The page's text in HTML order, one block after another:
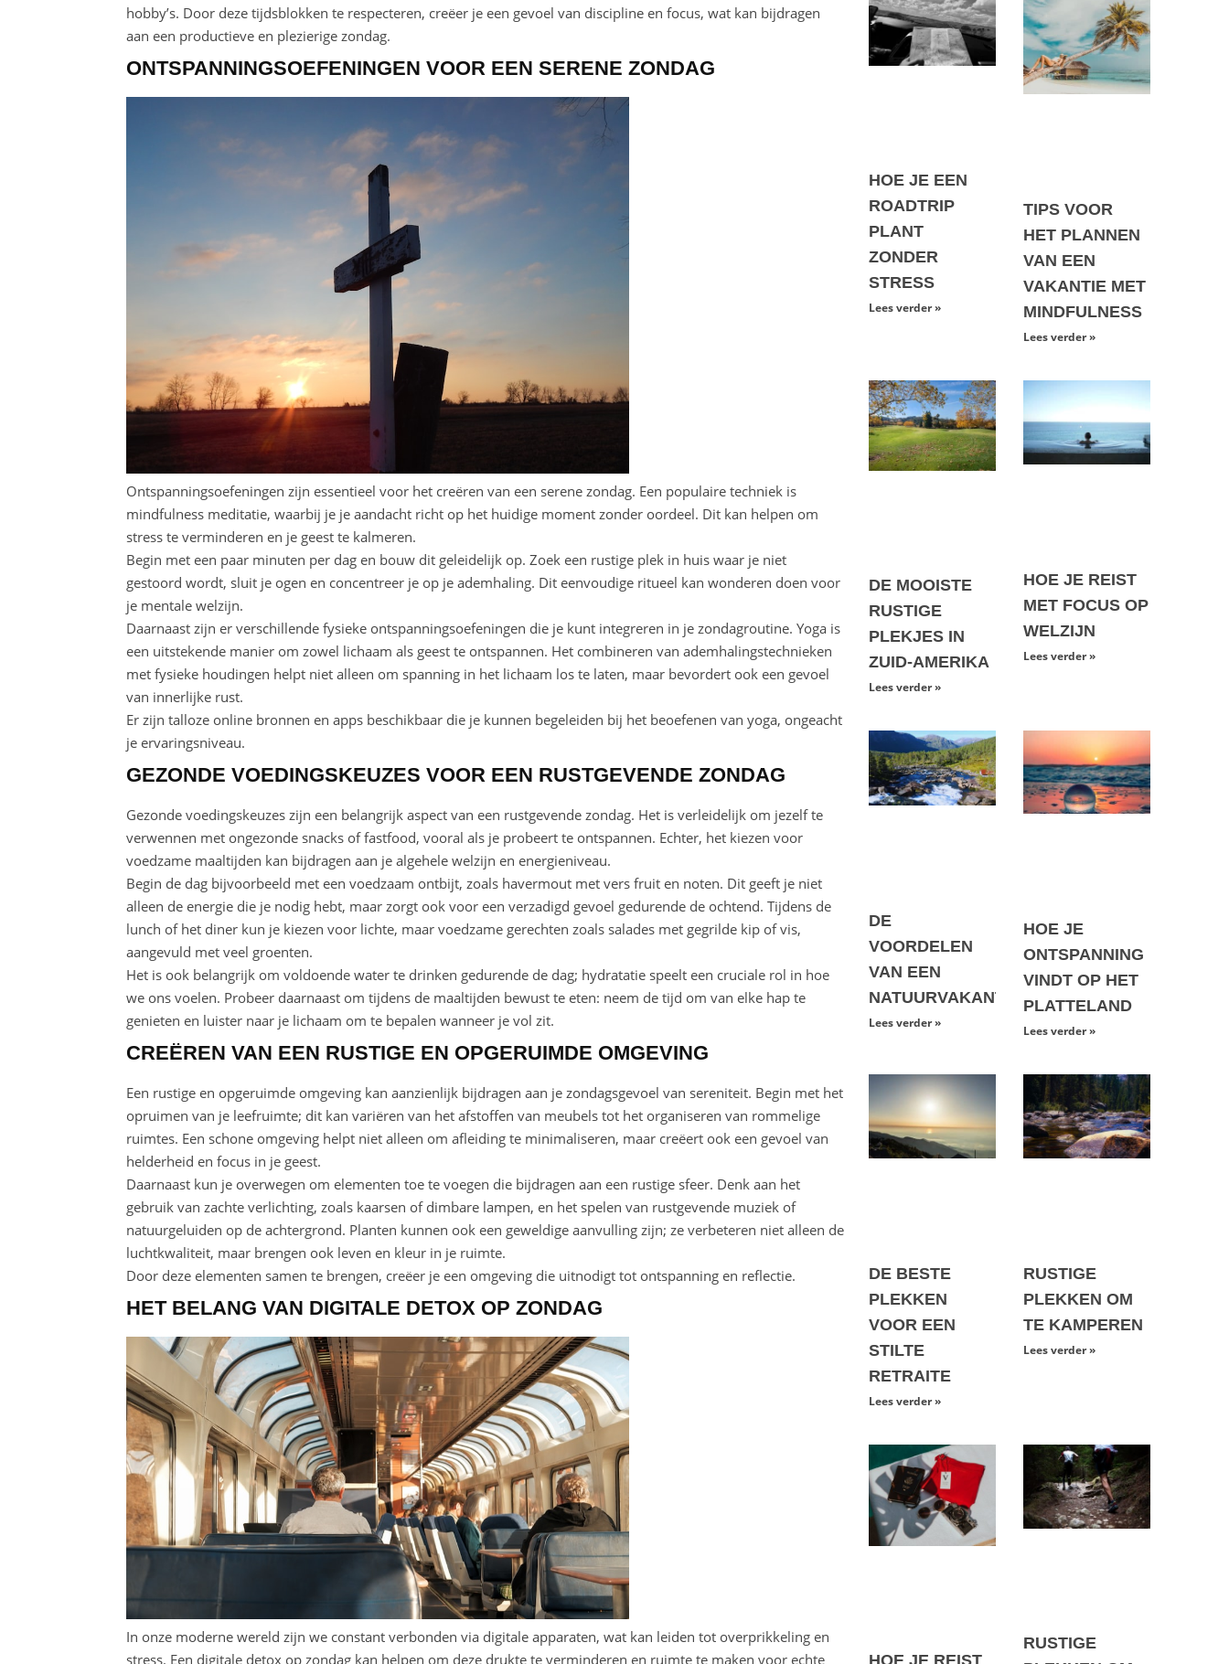
hobby’s. Door deze tijdsblokken te respecteren, creëer je een gevoel van discipline en focus, wat kan bijdragen
aan een productieve en plezierige zondag.
ONTSPANNINGSOEFENINGEN VOOR EEN SERENE ZONDAG
Ontspanningsoefeningen zijn essentieel voor het creëren van een serene zondag. Een populaire techniek is
mindfulness meditatie, waarbij je je aandacht richt op het huidige moment zonder oordeel. Dit kan helpen om
stress te verminderen en je geest te kalmeren.
Begin met een paar minuten per dag en bouw dit geleidelijk op. Zoek een rustige plek in huis waar je niet
gestoord wordt, sluit je ogen en concentreer je op je ademhaling. Dit eenvoudige ritueel kan wonderen doen voor
je mentale welzijn.
Daarnaast zijn er verschillende fysieke ontspanningsoefeningen die je kunt integreren in je zondagroutine. Yoga is
een uitstekende manier om zowel lichaam als geest te ontspannen. Het combineren van ademhalingstechnieken
met fysieke houdingen helpt niet alleen om spanning in het lichaam los te laten, maar bevordert ook een gevoel
van innerlijke rust.
Er zijn talloze online bronnen en apps beschikbaar die je kunnen begeleiden bij het beoefenen van yoga, ongeacht
je ervaringsniveau.
GEZONDE VOEDINGSKEUZES VOOR EEN RUSTGEVENDE ZONDAG
Gezonde voedingskeuzes zijn een belangrijk aspect van een rustgevende zondag. Het is verleidelijk om jezelf te
verwennen met ongezonde snacks of fastfood, vooral als je probeert te ontspannen. Echter, het kiezen voor
voedzame maaltijden kan bijdragen aan je algehele welzijn en energieniveau.
Begin de dag bijvoorbeeld met een voedzaam ontbijt, zoals havermout met vers fruit en noten. Dit geeft je niet
alleen de energie die je nodig hebt, maar zorgt ook voor een verzadigd gevoel gedurende de ochtend. Tijdens de
lunch of het diner kun je kiezen voor lichte, maar voedzame gerechten zoals salades met gegrilde kip of vis,
aangevuld met veel groenten.
Het is ook belangrijk om voldoende water te drinken gedurende de dag; hydratatie speelt een cruciale rol in hoe
we ons voelen. Probeer daarnaast om tijdens de maaltijden bewust te eten: neem de tijd om van elke hap te
genieten en luister naar je lichaam om te bepalen wanneer je vol zit.
CREËREN VAN EEN RUSTIGE EN OPGERUIMDE OMGEVING
Een rustige en opgeruimde omgeving kan aanzienlijk bijdragen aan je zondagsgevoel van sereniteit. Begin met het
opruimen van je leefruimte; dit kan variëren van het afstoffen van meubels tot het organiseren van rommelige
ruimtes. Een schone omgeving helpt niet alleen om afleiding te minimaliseren, maar creëert ook een gevoel van
helderheid en focus in je geest.
Daarnaast kun je overwegen om elementen toe te voegen die bijdragen aan een rustige sfeer. Denk aan het
gebruik van zachte verlichting, zoals kaarsen of dimbare lampen, en het spelen van rustgevende muziek of
natuurgeluiden op de achtergrond. Planten kunnen ook een geweldige aanvulling zijn; ze verbeteren niet alleen de
luchtkwaliteit, maar brengen ook leven en kleur in je ruimte.
Door deze elementen samen te brengen, creëer je een omgeving die uitnodigt tot ontspanning en reflectie.
HET BELANG VAN DIGITALE DETOX OP ZONDAG
In onze moderne wereld zijn we constant verbonden via digitale apparaten, wat kan leiden tot overprikkeling en
stress. Een digitale detox op zondag kan helpen om deze drukte te verminderen en ruimte te maken voor echte
HOE JE EEN
ROADTRIP
PLANT
ZONDER
STRESS
Lees verder »
TIPS VOOR
HET PLANNEN
VAN EEN
VAKANTIE MET
MINDFULNESS
Lees verder »
DE MOOISTE
RUSTIGE
PLEKJES IN
ZUID-AMERIKA
Lees verder »
HOE JE REIST
MET FOCUS OP
WELZIJN
Lees verder »
DE
VOORDELEN
VAN EEN
NATUURVAKANTIE
Lees verder »
HOE JE
ONTSPANNING
VINDT OP HET
PLATTELAND
Lees verder »
DE BESTE
PLEKKEN
VOOR EEN
STILTE
RETRAITE
Lees verder »
RUSTIGE
PLEKKEN OM
TE KAMPEREN
Lees verder »
RUSTIGE